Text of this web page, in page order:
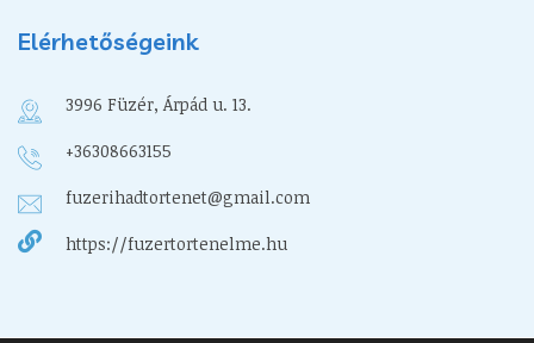
Elérhetőségeink
3996 Füzér, Árpád u. 13.
+36308663155
fuzerihadtortenet@gmail.com
https://fuzertortenelme.hu